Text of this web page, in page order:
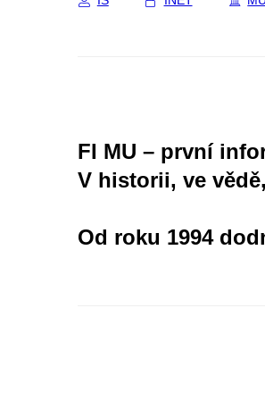
FI MU – první
V historii, ve
Od roku 1994